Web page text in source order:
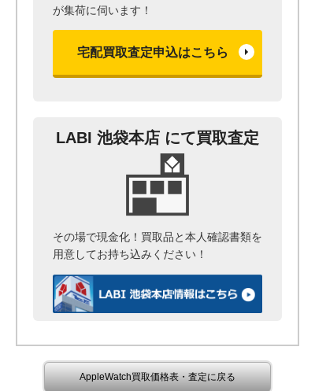
が集荷に伺います！
宅配買取査定申込はこちら
LABI 池袋本店 にて買取査定
その場で現金化！ 買取品と本人確認書類を
用意してお持ち込みください！
AppleWatch買取価格表・査定に戻る